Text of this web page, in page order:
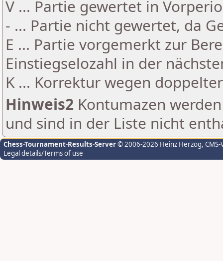
V ... Partie gewertet in
- ... Partie nicht gewertet, da
E ... Partie vorgemerkt zur
Einstiegselozahl in der
K ... Korrektur wegen
Hinweis2 Kontumazen
und sind in der Liste nicht
Chess-Tournament-Results-Server© 2006-2026 Heinz Herzog,
Legal details/Terms of use